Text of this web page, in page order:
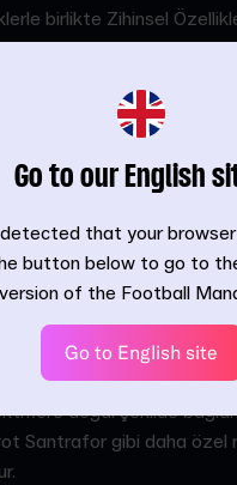
birlikte Zihinsel
Temel olarak
üçlüsü santraforun rakip
oyuncularıyla teke
önemli hava çekişmelerini
Fiziksel tarafta Pivot
Zıplama, Güç ve
son derece mantıklı
Düzenlemeler
oynayarak başarılı
bir oyuncu rolünün
seçtiğiniz diğer rollerle ve
doğal şekilde
Santrafor gibi daha özel
Go to our English
detected that your browser
button below to go to
of the Football
Go to English site